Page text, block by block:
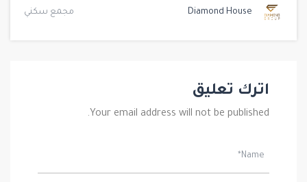
Diamond House مجمع سكني
اترك تعليق
Your email address will not be published.